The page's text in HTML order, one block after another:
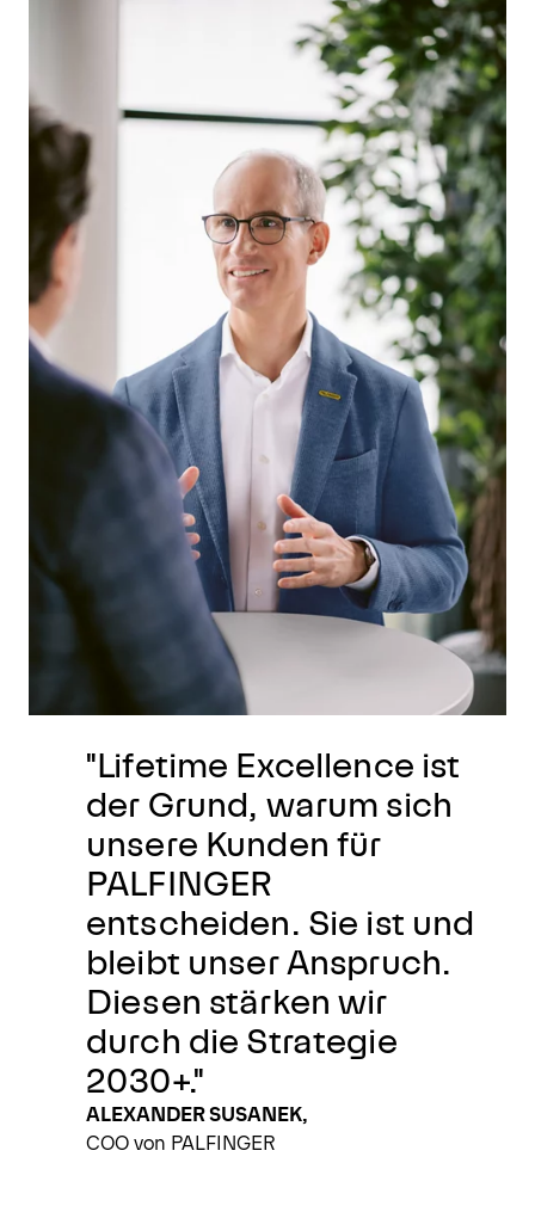
"Lifetime Excellence ist
der Grund, warum sich
unsere Kunden für
PALFINGER
entscheiden. Sie ist und
bleibt unser Anspruch.
Diesen stärken wir
durch die Strategie
2030+."
ALEXANDER SUSANEK,
COO von PALFINGER